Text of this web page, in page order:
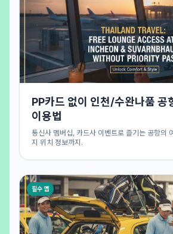
PP카드 없이 인천/수완나품 공
이용법
통신사 멤버십, 카드사 이벤트로 즐기는 공항의
지 위치 정보까지.
필수 앱